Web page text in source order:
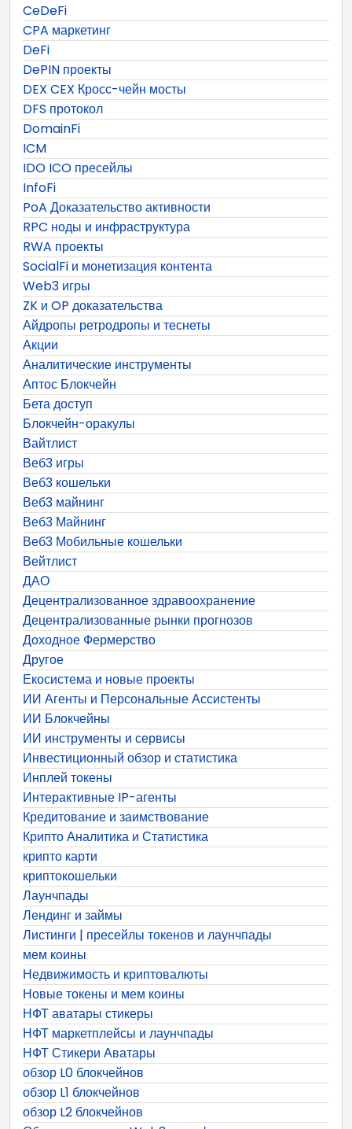
CeDeFi
CPA маркетинг
DeFi
DePIN проекты
DEX CEX Кросс-чейн мосты
DFS протокол
DomainFi
ICM
IDO ICO пресейлы
InfoFi
PoA Доказательство активности
RPC ноды и инфраструктура
RWA проекты
SocialFi и монетизация контента
Web3 игры
ZK и OP доказательства
Айдропы ретродропы и теснеты
Акции
Аналитические инструменты
Аптос Блокчейн
Бета доступ
Блокчейн-оракулы
Вайтлист
Веб3 игры
Веб3 кошельки
Веб3 майнинг
Веб3 Майнинг
Веб3 Мобильные кошельки
Вейтлист
ДАО
Децентрализованное здравоохранение
Децентрализованные рынки прогнозов
Доходное Фермерство
Другое
Екосистема и новые проекты
ИИ Агенты и Персональные Ассистенты
ИИ Блокчейны
ИИ инструменты и сервисы
Инвестиционный обзор и статистика
Инплей токены
Интерактивные IP-агенты
Кредитование и заимствование
Крипто Аналитика и Статистика
крипто карти
криптокошельки
Лаунчпады
Лендинг и займы
Листинги | пресейлы токенов и лаунчпады
мем коины
Недвижимость и криптовалюты
Новые токены и мем коины
НФТ аватары стикеры
НФТ маркетплейсы и лаунчпады
НФТ Стикери Аватары
обзор L0 блокчейнов
обзор L1 блокчейнов
обзор L2 блокчейнов